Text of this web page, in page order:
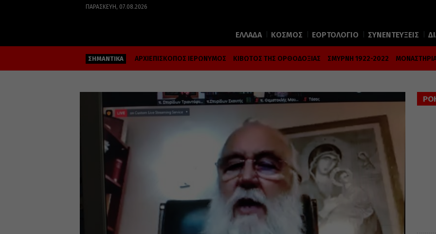
ΠΑΡΑΣΚΕΥΉ, 07.08.2026
ΕΛΛΑΔΑ ΚΟΣΜΟΣ ΕΟΡΤΟΛΟΓΙΟ ΣΥΝΕΝΤΕΥΞΕΙΣ
ΣΗΜΑΝΤΙΚΑ ΑΡΧΙΕΠΙΣΚΟΠΟΣ ΙΕΡΩΝΥΜΟΣ ΚΙΒΩΤΟΣ ΤΗΣ ΟΡΘΟΔΟΞΙΑΣ ΣΜΥΡΝΗ 1922-2022